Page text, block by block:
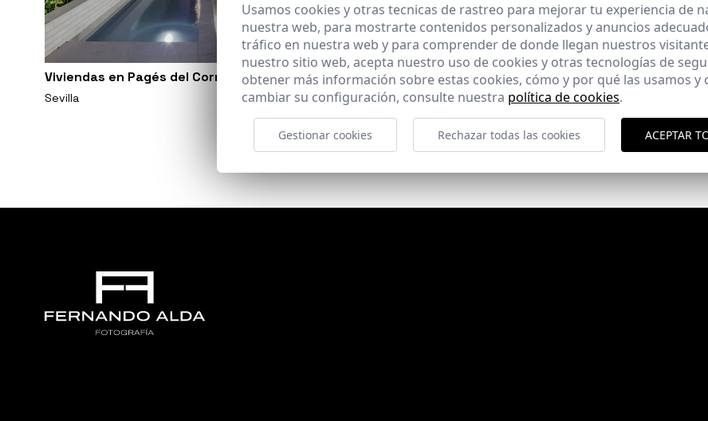
Viviendas en Pagés del Corro
Sevilla
Usamos cookies y otras tecnicas de rastreo para mejorar tu experiencia de
nuestra web, para mostrarte contenidos personalizados y anuncios
tráfico en nuestra web y para comprender de donde llegan nuestros
nuestro sitio web, acepta nuestro uso de cookies y otras tecnologías de
obtener más información sobre estas cookies, cómo y por qué las usamos y
cambiar su configuración, consulte nuestra política de cookies.
Gestionar cookies Rechazar todas las cookies ACEPTAR